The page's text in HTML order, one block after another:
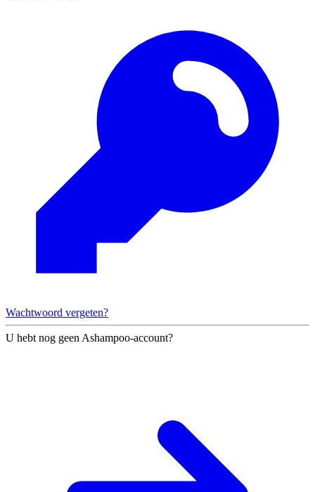
Wachtwoord vergeten?
U hebt nog geen Ashampoo-account?